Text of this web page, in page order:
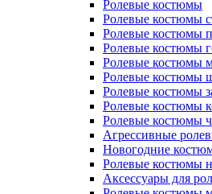
Ролевые костюмы
Ролевые костюмы
Ролевые костюмы
Ролевые костюмы
Ролевые костюмы
Ролевые костюмы
Ролевые костюмы
Ролевые костюмы
Ролевые костюмы
Агрессивные
Новогодние
Ролевые костюмы
Аксессуары для